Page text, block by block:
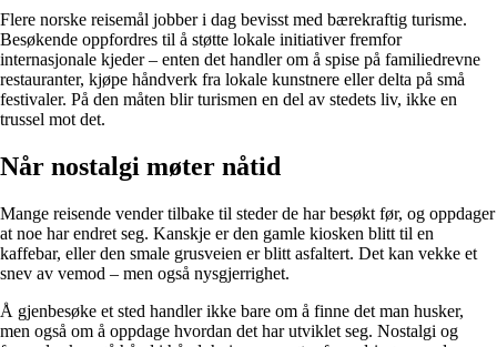
Flere norske reisemål jobber i dag bevisst med bærekraftig turisme.
Besøkende oppfordres til å støtte lokale initiativer fremfor
internasjonale kjeder – enten det handler om å spise på familiedrevne
restauranter, kjøpe håndverk fra lokale kunstnere eller delta på små
festivaler. På den måten blir turismen en del av stedets liv, ikke en
trussel mot det.
Når nostalgi møter nåtid
Mange reisende vender tilbake til steder de har besøkt før, og oppdager
at noe har endret seg. Kanskje er den gamle kiosken blitt til en
kaffebar, eller den smale grusveien er blitt asfaltert. Det kan vekke et
snev av vemod – men også nysgjerrighet.
Å gjenbesøke et sted handler ikke bare om å finne det man husker,
men også om å oppdage hvordan det har utviklet seg. Nostalgi og